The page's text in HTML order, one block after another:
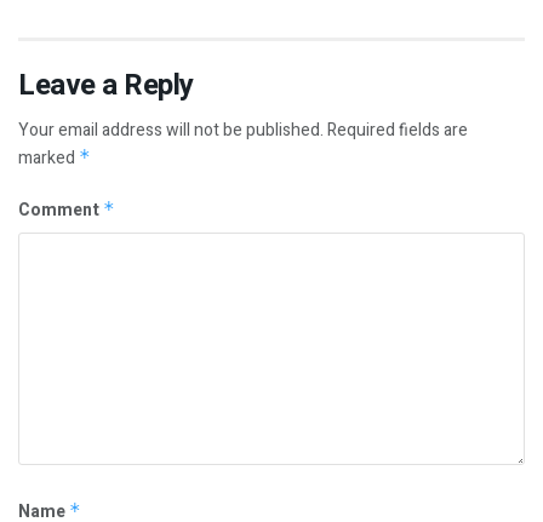
Leave a Reply
Your email address will not be published.Required fields are
marked *
Comment *
Name *